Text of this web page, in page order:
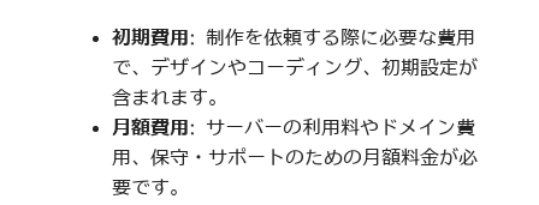
初期費用: 制作を依頼する際に必要な費用
で、デザインやコーディング、初期設定が
含まれます。
月額費用: サーバーの利用料やドメイン費
用、保守・サポートのための月額料金が必
要です。